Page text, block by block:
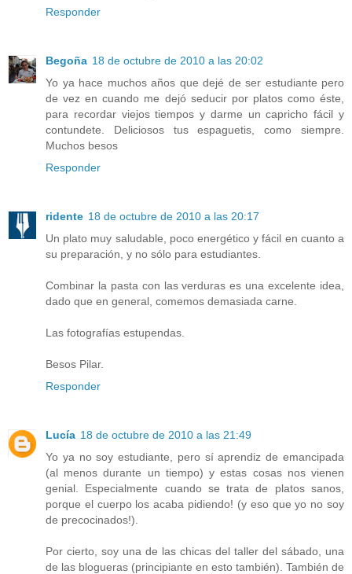
Responder
Begoña 18 de octubre de 2010 a las 20:02
Yo ya hace muchos años que dejé de ser estudiante pero
de vez en cuando me dejó seducir por platos como éste,
para recordar viejos tiempos y darme un capricho fácil y
contundete. Deliciosos tus espaguetis, como siempre.
Muchos besos
Responder
ridente 18 de octubre de 2010 a las 20:17
Un plato muy saludable, poco energético y fácil en cuanto a
su preparación, y no sólo para estudiantes.
Combinar la pasta con las verduras es una excelente idea,
dado que en general, comemos demasiada carne.
Las fotografías estupendas.
Besos Pilar.
Responder
Lucía 18 de octubre de 2010 a las 21:49
Yo ya no soy estudiante, pero sí aprendiz de emancipada
(al menos durante un tiempo) y estas cosas nos vienen
genial. Especialmente cuando se trata de platos sanos,
porque el cuerpo los acaba pidiendo! (y eso que yo no soy
de precocinados!).
Por cierto, soy una de las chicas del taller del sábado, una
de las blogueras (principiante en esto también). También de